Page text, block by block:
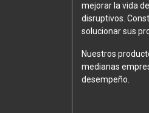
mejorar la vida
disruptivos.
solucionar sus
Nuestros
medianas
desempeño.